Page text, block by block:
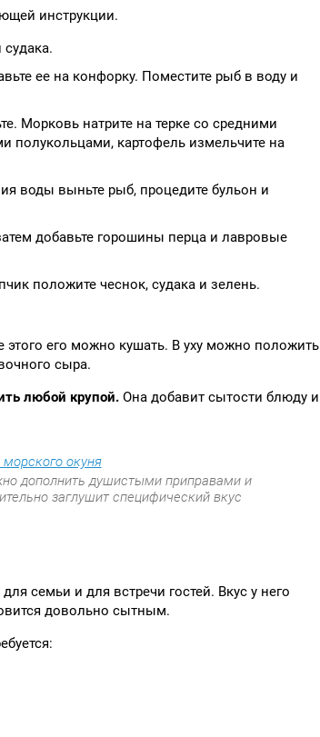
инструкции.
судака.
ее на конфорку. Поместите рыб в воду и
Морковь натрите на терке со средними
полукольцами, картофель измельчите на
воды выньте рыб, процедите бульон и
добавьте горошины перца и лавровые
положите чеснок, судака и зелень.
этого его можно кушать. В уху можно положить
сыра.
любой крупой.Она добавит сытости блюду и
дополнить душистыми приправами и
заглушит специфический вкус
семьи и для встречи гостей. Вкус у него
довольно сытным.